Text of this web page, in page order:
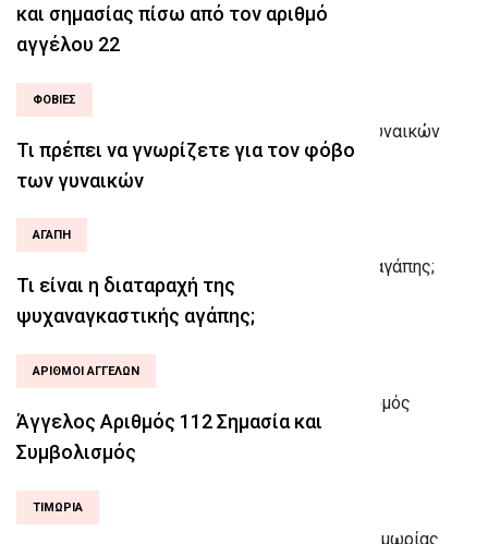
και σημασίας πίσω από τον αριθμό
αγγέλου 22
ΦΟΒΊΕΣ
Τι πρέπει να γνωρίζετε για τον φόβο
των γυναικών
ΑΓΆΠΗ
Τι είναι η διαταραχή της
ψυχαναγκαστικής αγάπης;
ΑΡΙΘΜΟΊ ΑΓΓΈΛΩΝ
Άγγελος Αριθμός 112 Σημασία και
Συμβολισμός
ΤΙΜΩΡΊΑ